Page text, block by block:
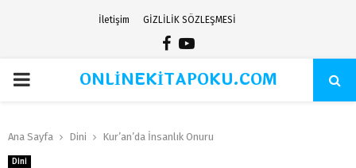
İletişim GİZLİLİK SÖZLEŞMESİ
Facebook
Youtube
PRIMARYONLİNEKİTAPOKU.COM
Ana Sayfa Dini Kur’an’da İnsanlık Onuru
Dini